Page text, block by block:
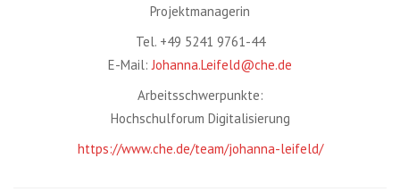
Projektmanagerin
Tel. +49 5241 9761-44
E-Mail: Johanna.Leifeld@che.de
Arbeitsschwerpunkte:
Hochschulforum Digitalisierung
https://www.che.de/team/johanna-leifeld/